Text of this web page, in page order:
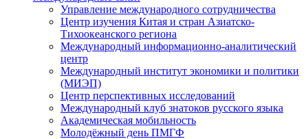
Управление международного сотрудничества
Центр изучения Китая и стран Азиатско-
Тихоокеанского региона
Международный информационно-аналитический
центр
Международный институт экономики и политики
(МИЭП)
Центр перспективных исследований
Международный клуб знатоков русского языка
Академическая мобильность
Молодёжный день ПМГФ